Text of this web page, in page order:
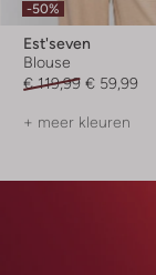
-50%
Est'seven
Blouse
€ 119,99 € 59,99
+ meer kleuren